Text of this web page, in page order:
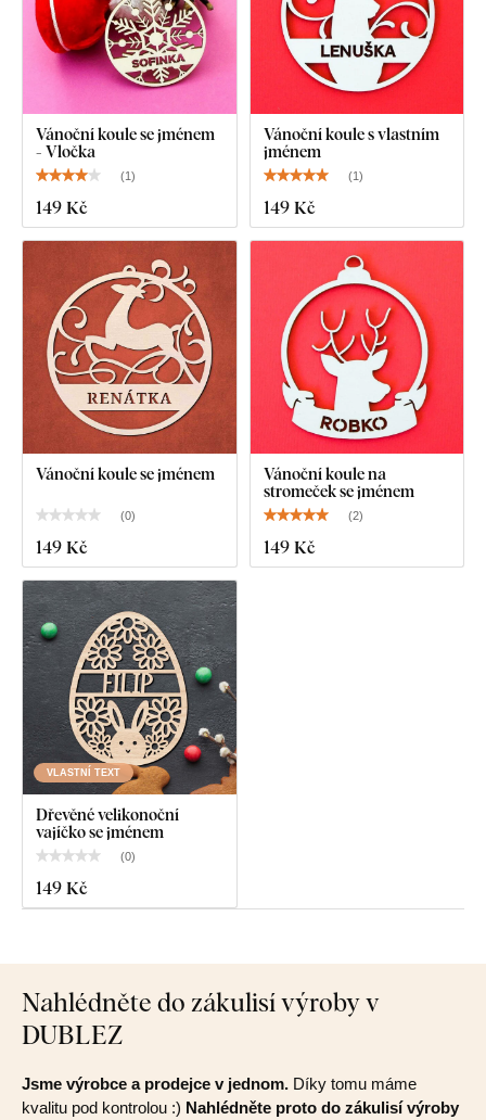
Vánoční koule se jménem
- Vločka
(1)
149 Kč
Vánoční koule s vlastním
jménem
(1)
149 Kč
Vánoční koule se jménem
(0)
149 Kč
Vánoční koule na
stromeček se jménem
(2)
149 Kč
VLASTNÍ TEXT
Dřevěné velikonoční
vajíčko se jménem
(0)
149 Kč
Nahlédněte do zákulisí výroby v
DUBLEZ
Jsme výrobce a prodejce v jednom. Díky tomu máme
kvalitu pod kontrolou :) Nahlédněte proto do zákulisí výroby